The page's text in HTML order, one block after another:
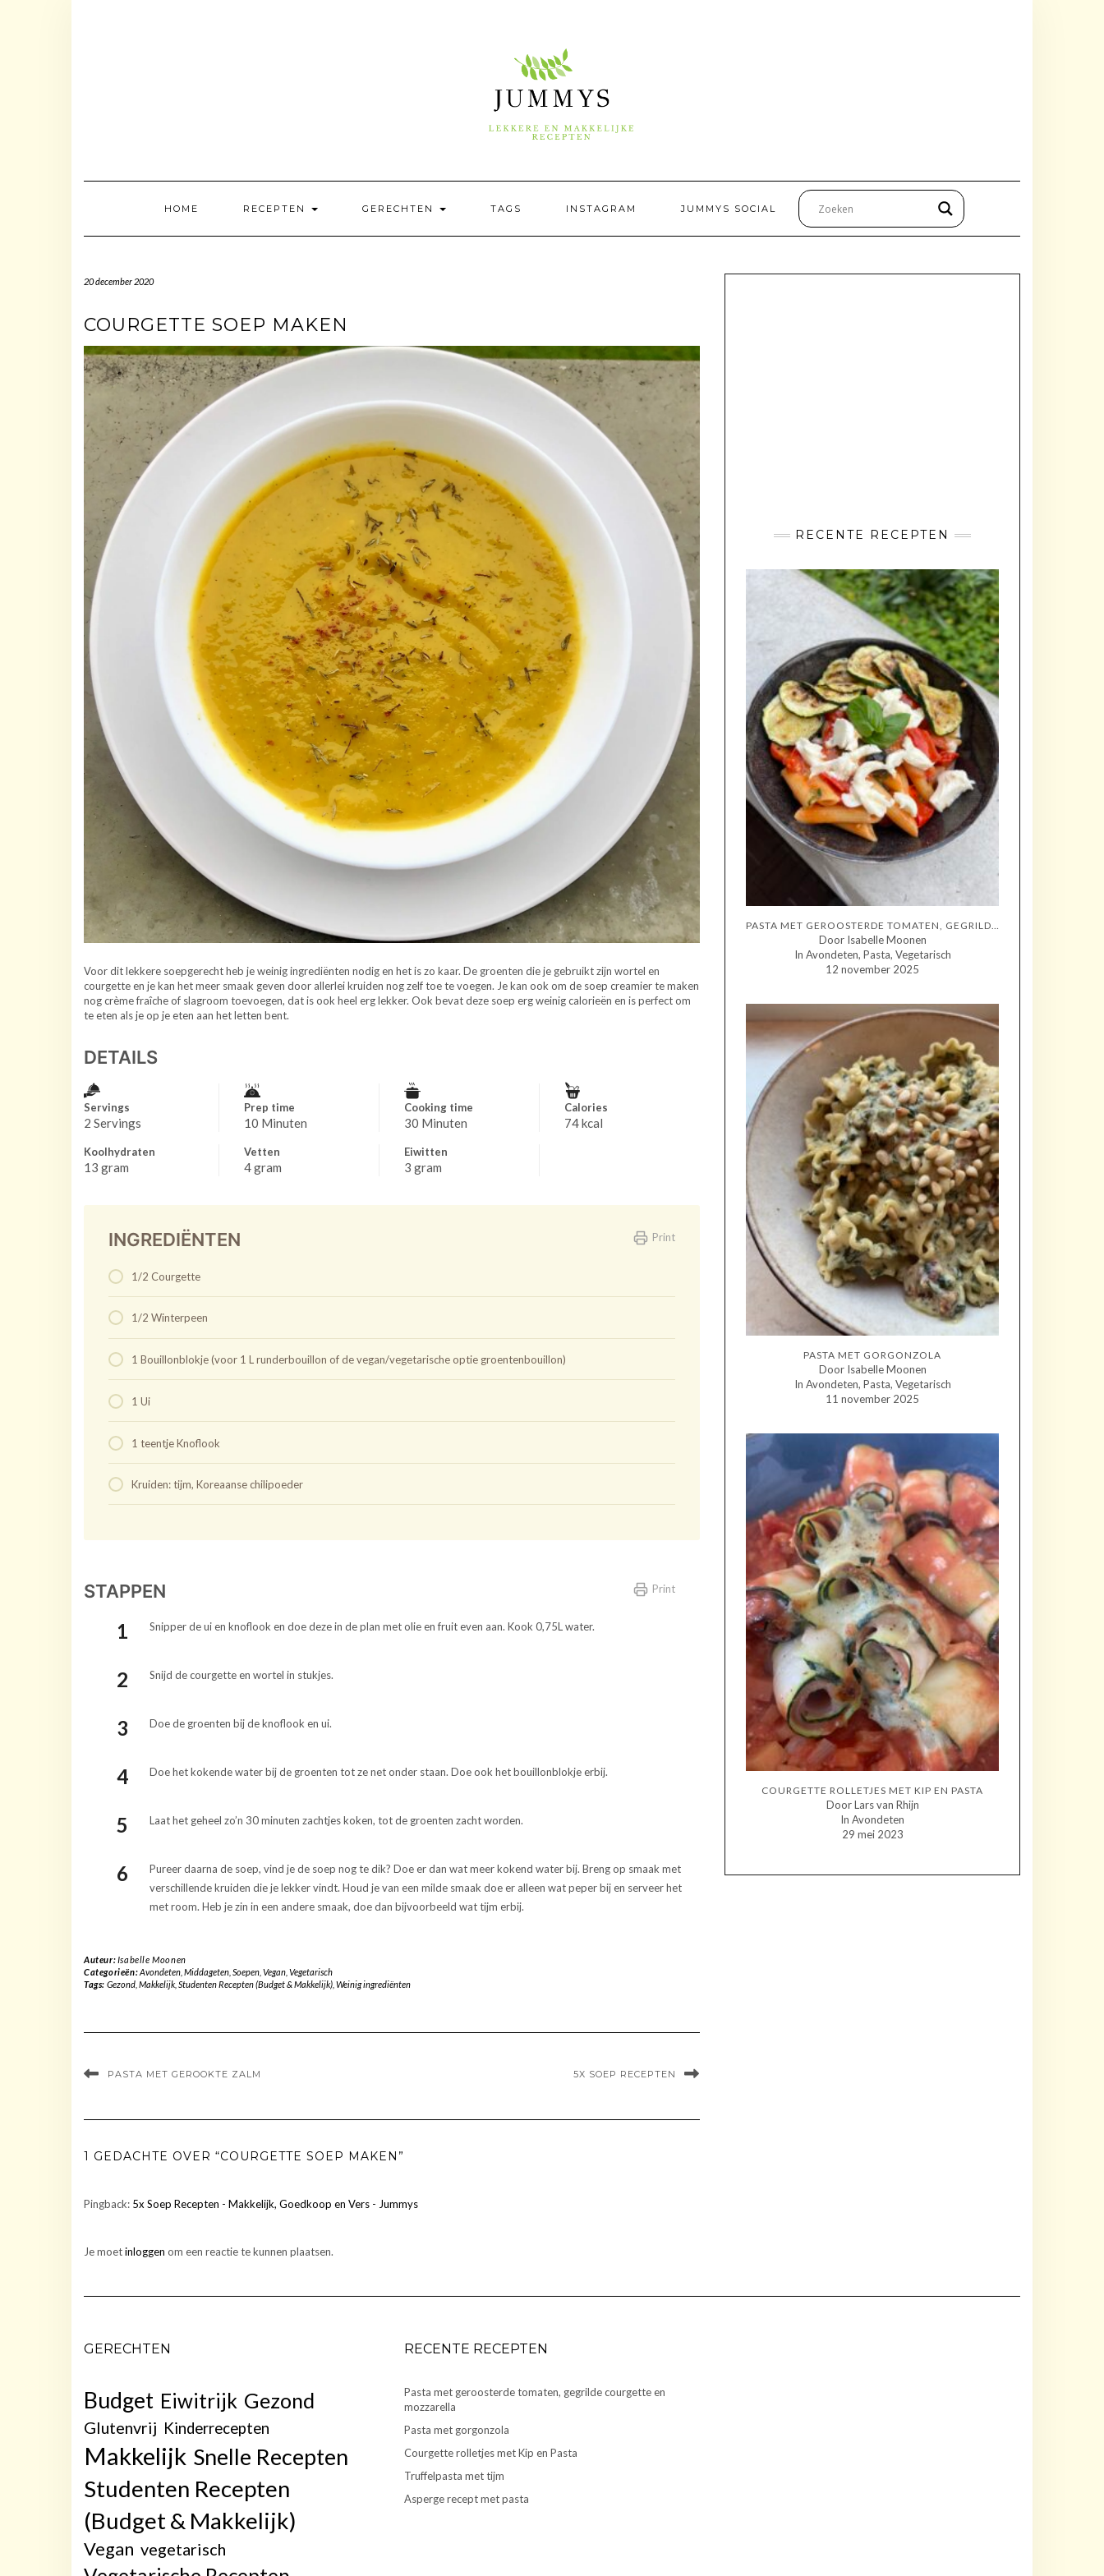
HOME RECEPTEN GERECHTEN TAGS INSTAGRAM JUMMYS SOCIAL
20 december 2020
COURGETTE SOEP MAKEN
Voor dit lekkere soepgerecht heb je weinig ingrediënten nodig en het is zo kaar. De groenten die je gebruikt zijn wortel en
courgette en je kan het meer smaak geven door allerlei kruiden nog zelf toe te voegen. Je kan ook om de soep creamier te maken
nog crème fraîche of slagroom toevoegen, dat is ook heel erg lekker. Ook bevat deze soep erg weinig calorieën en is perfect om
te eten als je op je eten aan het letten bent.
DETAILS
Servings
2 Servings
Prep time
10 Minuten
Cooking time
30 Minuten
Calories
74 kcal
Koolhydraten
13 gram
Vetten
4 gram
Eiwitten
3 gram
Print
INGREDIËNTEN
1/2 Courgette
1/2 Winterpeen
1 Bouillonblokje (voor 1 L runderbouillon of de vegan/vegetarische optie groentenbouillon)
1 Ui
1 teentje Knoflook
Kruiden: tijm, Koreaanse chilipoeder
Print
STAPPEN
Snipper de ui en knoflook en doe deze in de plan met olie en fruit even aan. Kook 0,75L water.
Snijd de courgette en wortel in stukjes.
Doe de groenten bij de knoflook en ui.
Doe het kokende water bij de groenten tot ze net onder staan. Doe ook het bouillonblokje erbij.
Laat het geheel zo’n 30 minuten zachtjes koken, tot de groenten zacht worden.
Pureer daarna de soep, vind je de soep nog te dik? Doe er dan wat meer kokend water bij. Breng op smaak met
verschillende kruiden die je lekker vindt. Houd je van een milde smaak doe er alleen wat peper bij en serveer het
met room. Heb je zin in een andere smaak, doe dan bijvoorbeeld wat tijm erbij.
Auteur:Isabelle Moonen
Categorieën:Avondeten, Middageten, Soepen, Vegan, Vegetarisch
Tags: Gezond, Makkelijk, Studenten Recepten (Budget & Makkelijk), Weinig ingrediënten
PASTA MET GEROOKTE ZALM 5X SOEP RECEPTEN
1 GEDACHTE OVER “COURGETTE SOEP MAKEN”
Pingback: 5x Soep Recepten - Makkelijk, Goedkoop en Vers - Jummys
Je moetinloggen om een reactie te kunnen plaatsen.
RECENTE RECEPTEN
PASTA MET GEROOSTERDE TOMATEN, GEGRILDE COURGETTE EN MOZZARELLA
Door Isabelle Moonen
In Avondeten, Pasta, Vegetarisch
12 november 2025
PASTA MET GORGONZOLA
Door Isabelle Moonen
In Avondeten, Pasta, Vegetarisch
11 november 2025
COURGETTE ROLLETJES MET KIP EN PASTA
Door Lars van Rhijn
In Avondeten
29 mei 2023
GERECHTEN
Budget Eiwitrijk Gezond
Glutenvrij Kinderrecepten
Makkelijk Snelle Recepten
Studenten Recepten
(Budget & Makkelijk)
Vegan vegetarisch
RECENTE RECEPTEN
Pasta met geroosterde tomaten, gegrilde courgette en
mozzarella
Pasta met gorgonzola
Courgette rolletjes met Kip en Pasta
Truffelpasta met tijm
Asperge recept met pasta